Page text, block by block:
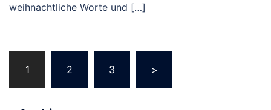
weihnachtliche Worte und […]
1 2 3 >